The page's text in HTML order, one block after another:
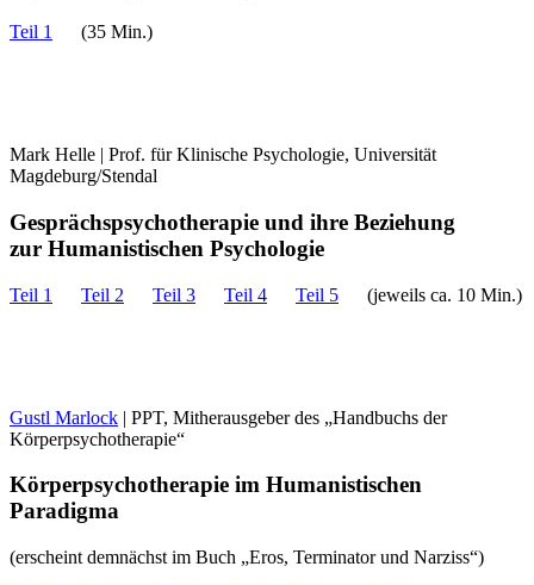
Teil 1 (35 Min.)
Mark Helle | Prof. für Klinische Psychologie, Universität
Magdeburg/Stendal
Gesprächspsychotherapie und ihre Beziehung
zur Humanistischen Psychologie
Teil 1 Teil 2 Teil 3 Teil 4 Teil 5 (jeweils ca. 10 Min.)
Gustl Marlock | PPT, Mitherausgeber des „Handbuchs der
Körperpsychotherapie“
Körperpsychotherapie im Humanistischen
Paradigma
(erscheint demnächst im Buch „Eros, Terminator und Narziss“)